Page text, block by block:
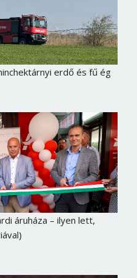
erdő és fű ég
áruháza – ilyen lett,